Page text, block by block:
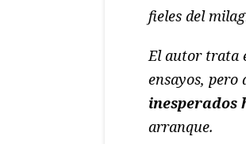
fieles del
El autor trata
ensayos,
inesperados
arranque.